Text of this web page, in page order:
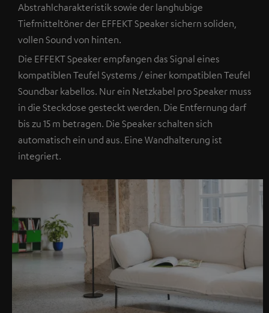
Abstrahlcharakteristik sowie der langhubige
Tiefmitteltöner der EFFEKT Speaker sichern soliden,
vollen Sound von hinten.
Die EFFEKT Speaker empfangen das Signal eines
kompatiblen Teufel Systems / einer kompatiblen Teufel
Soundbar kabellos. Nur ein Netzkabel pro Speaker muss
in die Steckdose gesteckt werden. Die Entfernung darf
bis zu 15 m betragen. Die Speaker schalten sich
automatisch ein und aus. Eine Wandhalterung ist
integriert.